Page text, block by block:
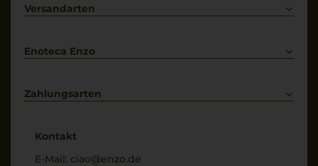
Kontakt
Versandarten
Enoteca Enzo
Bewertungs-Richtlinien
Zahlungsarten
Kontakt
E-Mail: ciao@enzo.de